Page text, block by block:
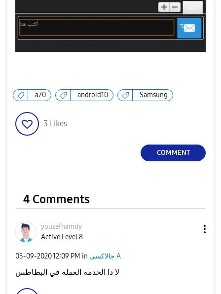
a70 android10 Samsung
3 Likes
COMMENT
4 Comments
yousefhamdy
Active Level 8
‎05-09-202012:09 PM in جالاكسى A
لا دا الخدمه العمله في البطاطس